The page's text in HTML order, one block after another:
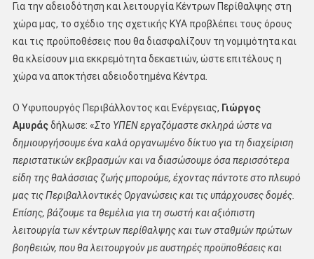
Για την αδειοδότηση και λειτουργία Κέντρων Περίθαλψης στη
χώρα μας, το σχέδιο της σχετικής ΚΥΑ προβλέπει τους όρους
και τις προϋποθέσεις που θα διασφαλίζουν τη νομιμότητα και
θα κλείσουν μια εκκρεμότητα δεκαετιών, ώστε επιτέλους η
χώρα να αποκτήσει αδειοδοτημένα Κέντρα.
Ο Υφυπουργός Περιβάλλοντος και Ενέργειας, Γιώργος
Αμυράςδήλωσε: «Στο ΥΠΕΝ εργαζόμαστε σκληρά ώστε να
δημιουργήσουμε ένα καλά οργανωμένο δίκτυο για τη διαχείριση
περιστατικών εκβρασμών και να διασώσουμε όσα περισσότερα
είδη της θαλάσσιας ζωής μπορούμε, έχοντας πάντοτε στο πλευρό
μας τις Περιβαλλοντικές Οργανώσεις και τις υπάρχουσες δομές.
Επίσης, βάζουμε τα θεμέλια για τη σωστή και αξιόπιστη
λειτουργία των κέντρων περίθαλψης και των σταθμών πρώτων
βοηθειών, που θα λειτουργούν με αυστηρές προϋποθέσεις και